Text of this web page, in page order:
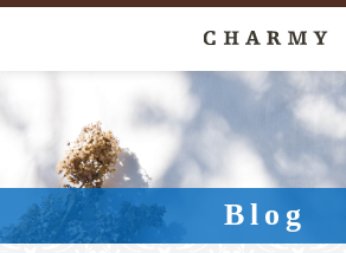
New Arrival
About
Engagement Ring
Blog